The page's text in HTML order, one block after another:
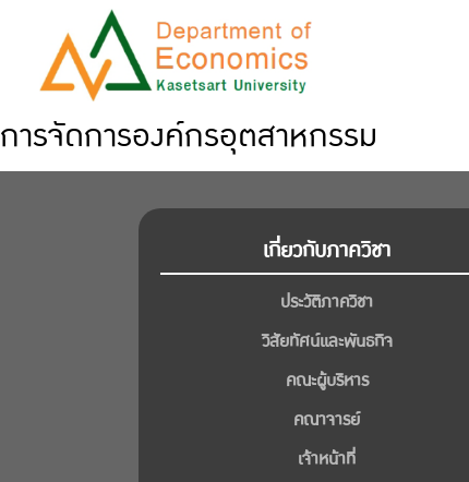
การจัดการองค์กรอุตสาหกรรม
เกี่ยวกับภาควิชา
ประวัติภาควิชา
วิสัยทัศน์และพันธกิจ
คณะผู้บริหาร
คณาจารย์
เจ้าหน้าที่